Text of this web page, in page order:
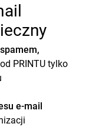
PRINTU tylko
e-mail